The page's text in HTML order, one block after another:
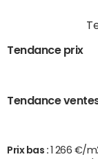
Tendance prix
Tendance
Prix bas :
1 266 €/